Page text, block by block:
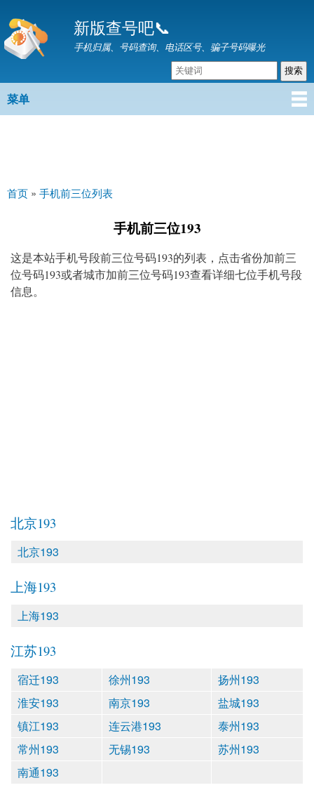
转
到
要
容
新版查号吧📞
手机归属、号码查询、电话区号、骗子号码曝光
主菜单
菜单
你在这里
首页 » 手机前三位列表
手机前三位193
这是本站手机号段前三位号码193的列表，点击省份加前三
位号码193或者城市加前三位号码193查看详细七位手机号段
信息。
北京193
北京193
上海193
上海193
江苏193
宿迁193 徐州193
扬州193
淮安193
南京193
盐城193
镇江193
连云港193
泰州193
常州193
无锡193
苏州193
南通193